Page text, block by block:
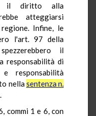
il diritto alla
atteggiarsi
Infine, le
l'art. 97 della
il
responsabilità di
responsabilità
nellasentenza n.
commi 1 e 6, con